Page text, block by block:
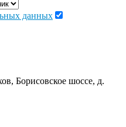
данных
Борисовское шоссе, д.